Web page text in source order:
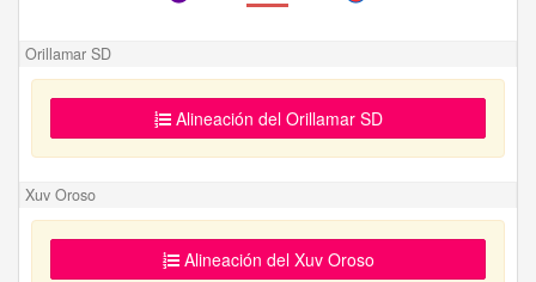
Orillamar SD
Alineación del Orillamar SD
Xuv Oroso
Alineación del Xuv Oroso